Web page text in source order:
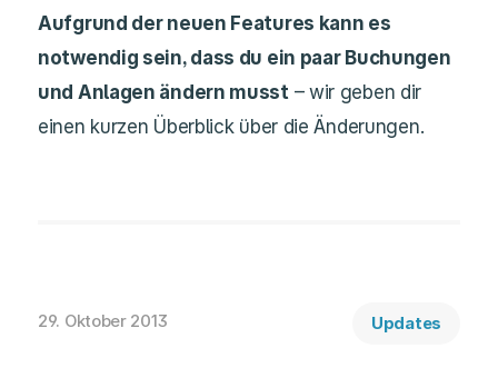
Aufgrund der neuen Features kann es
notwendig sein, dass du ein paar Buchungen
und Anlagen ändern musst – wir geben dir
einen kurzen Überblick über die Änderungen.
29. Oktober 2013 Updates